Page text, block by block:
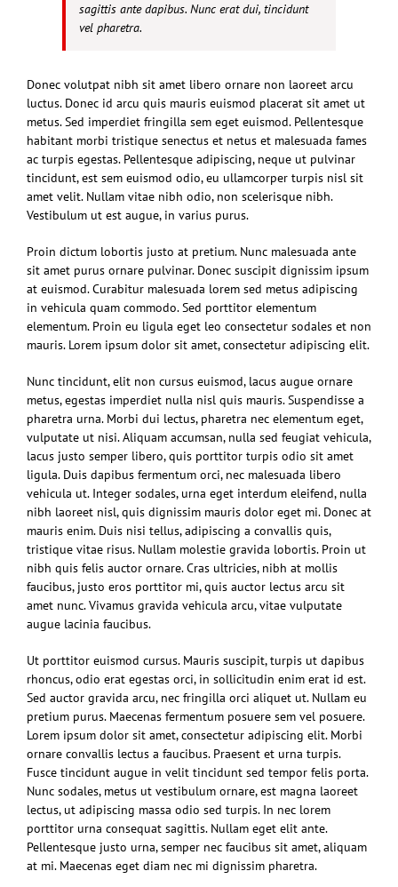
sagittis ante dapibus. Nunc erat dui, tincidunt
vel pharetra.
Donec volutpat nibh sit amet libero ornare non laoreet arcu
luctus. Donec id arcu quis mauris euismod placerat sit amet ut
metus. Sed imperdiet fringilla sem eget euismod. Pellentesque
habitant morbi tristique senectus et netus et malesuada fames
ac turpis egestas. Pellentesque adipiscing, neque ut pulvinar
tincidunt, est sem euismod odio, eu ullamcorper turpis nisl sit
amet velit. Nullam vitae nibh odio, non scelerisque nibh.
Vestibulum ut est augue, in varius purus.
Proin dictum lobortis justo at pretium. Nunc malesuada ante
sit amet purus ornare pulvinar. Donec suscipit dignissim ipsum
at euismod. Curabitur malesuada lorem sed metus adipiscing
in vehicula quam commodo. Sed porttitor elementum
elementum. Proin eu ligula eget leo consectetur sodales et non
mauris. Lorem ipsum dolor sit amet, consectetur adipiscing elit.
Nunc tincidunt, elit non cursus euismod, lacus augue ornare
metus, egestas imperdiet nulla nisl quis mauris. Suspendisse a
pharetra urna. Morbi dui lectus, pharetra nec elementum eget,
vulputate ut nisi. Aliquam accumsan, nulla sed feugiat vehicula,
lacus justo semper libero, quis porttitor turpis odio sit amet
ligula. Duis dapibus fermentum orci, nec malesuada libero
vehicula ut. Integer sodales, urna eget interdum eleifend, nulla
nibh laoreet nisl, quis dignissim mauris dolor eget mi. Donec at
mauris enim. Duis nisi tellus, adipiscing a convallis quis,
tristique vitae risus. Nullam molestie gravida lobortis. Proin ut
nibh quis felis auctor ornare. Cras ultricies, nibh at mollis
faucibus, justo eros porttitor mi, quis auctor lectus arcu sit
amet nunc. Vivamus gravida vehicula arcu, vitae vulputate
augue lacinia faucibus.
Ut porttitor euismod cursus. Mauris suscipit, turpis ut dapibus
rhoncus, odio erat egestas orci, in sollicitudin enim erat id est.
Sed auctor gravida arcu, nec fringilla orci aliquet ut. Nullam eu
pretium purus. Maecenas fermentum posuere sem vel posuere.
Lorem ipsum dolor sit amet, consectetur adipiscing elit. Morbi
ornare convallis lectus a faucibus. Praesent et urna turpis.
Fusce tincidunt augue in velit tincidunt sed tempor felis porta.
Nunc sodales, metus ut vestibulum ornare, est magna laoreet
lectus, ut adipiscing massa odio sed turpis. In nec lorem
porttitor urna consequat sagittis. Nullam eget elit ante.
Pellentesque justo urna, semper nec faucibus sit amet, aliquam
at mi. Maecenas eget diam nec mi dignissim pharetra.